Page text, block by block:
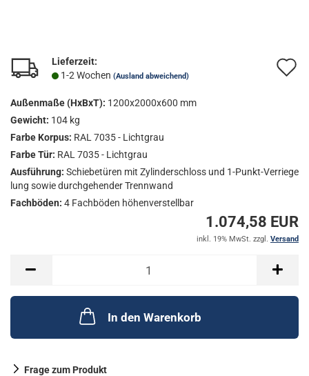
Lieferzeit:
1-2 Wochen (Ausland abweichend)
Außenmaße (HxBxT): 1200x2000x600 mm
Gewicht: 104 kg
Farbe Korpus: RAL 7035 - Lichtgrau
Farbe Tür: RAL 7035 - Lichtgrau
Ausführung: Schiebetüren mit Zylinderschloss und 1-Punkt-Verriege
lung sowie durchgehender Trennwand
Fachböden: 4 Fachböden höhenverstellbar
1.074,58 EUR
inkl. 19% MwSt. zzgl. Versand
In den Warenkorb
Frage zum Produkt